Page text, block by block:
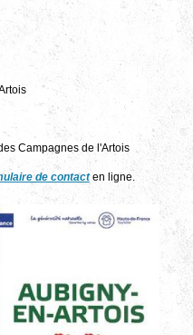
Campagnes de l'Artois
de contact en ligne.